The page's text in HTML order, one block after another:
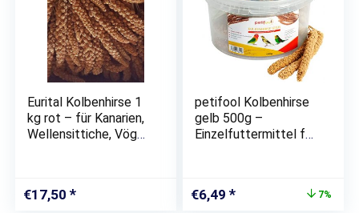
Eurital Kolbenhirse 1
kg rot – für Kanarien,
Wellensittiche, Vögel
€17,50
petifool Kolbenhirse
gelb 500g –
Einzelfuttermittel für
Ursprünglicher
€6,49
Aktueller
7%